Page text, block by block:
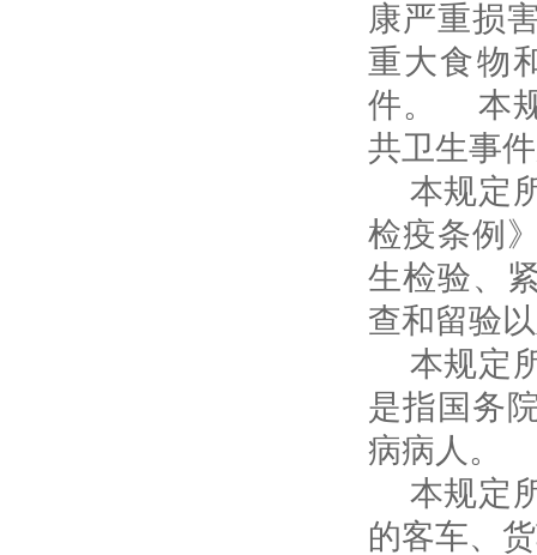
康严重损
重大食物
件。 本规
共卫生事
本规定
检疫条例
生检验、
查和留验
本规定
是指国务
病病人。
本规定
的客车、